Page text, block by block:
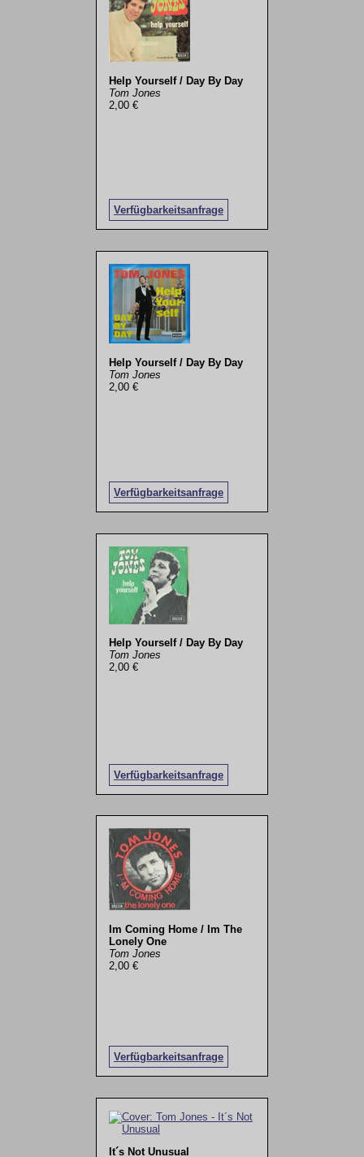
Help Yourself / Day By Day
Tom Jones
2,00 €
Verfügbarkeitsanfrage
Help Yourself / Day By Day
Tom Jones
2,00 €
Verfügbarkeitsanfrage
Help Yourself / Day By Day
Tom Jones
2,00 €
Verfügbarkeitsanfrage
Im Coming Home / Im The
Lonely One
Tom Jones
2,00 €
Verfügbarkeitsanfrage
It´s Not Unusual